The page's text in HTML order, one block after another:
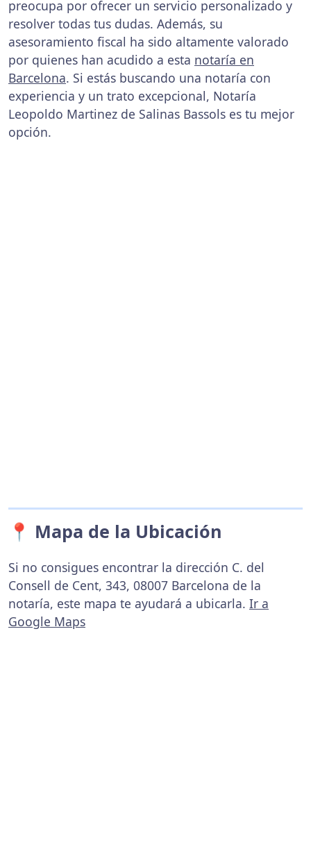
preocupa por ofrecer un servicio personalizado y
resolver todas tus dudas. Además, su
asesoramiento fiscal ha sido altamente valorado
por quienes han acudido a esta notaría en
Barcelona. Si estás buscando una notaría con
experiencia y un trato excepcional, Notaría
Leopoldo Martinez de Salinas Bassols es tu mejor
opción.
📍 Mapa de la Ubicación
Si no consigues encontrar la dirección C. del
Consell de Cent, 343, 08007 Barcelona de la
notaría, este mapa te ayudará a ubicarla. Ir a
Google Maps